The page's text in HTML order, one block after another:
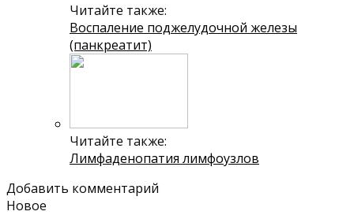
Читайте также:
Воспаление поджелудочной железы
(панкреатит)
Читайте также:
Лимфаденопатия лимфоузлов
Добавить комментарий
Новое